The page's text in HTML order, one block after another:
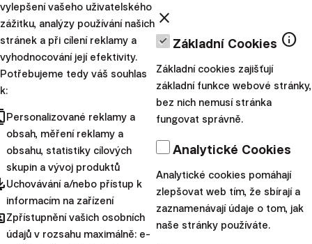
investovali více
Podle výzkumu Finaxu a prof.
Krzysztofa Waliszewského
během pandemie 32,5 %
respondentů ze
středoevropských zemí
zaznamenalo nárůst příjmů a
Przemek
Barankiewicz
|9. září
2021
vylepšení vašeho uživatelského
zážitku, analýzy používání našich
stránek a při cílení reklamy a
vyhodnocování její efektivity.
Potřebujeme tedy váš souhlas
k:
Personalizované reklamy a
obsah, měření reklamy a
obsahu, statistiky cílových
skupin a vývoj produktů
Uchovávání a/nebo přístup k
informacím na zařízení
Zpřístupnění vašich osobních
údajů v rozsahu maximálně: e-
close
Základní Cookies info
Základní cookies zajišťují
základní funkce webové stránky,
bez nich nemusí stránka
fungovat správně.
Analytické Cookies
Analytické cookies pomáhají
zlepšovat web tím, že sbírají a
zaznamenávají údaje o tom, jak
naše stránky používáte.